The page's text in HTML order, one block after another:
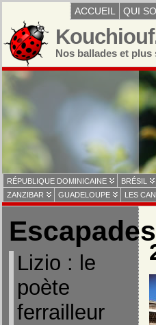
ACCUEIL QUI
Nos ballades et plus
RÉPUBLIQUE DOMINICAINE BRÉSIL
ZANZIBAR
GUADELOUPE LES
Escapades
Lizio : le
poète
ferrailleur